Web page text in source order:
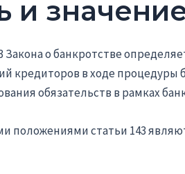
и
Закона о банкротстве
кредиторов в ходе процедуры
обязательств в рамках
положениями статьи 143